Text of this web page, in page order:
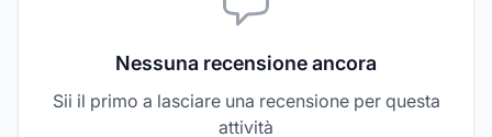
Nessuna recensione ancora
Sii il primo a lasciare una recensione per questa
attività